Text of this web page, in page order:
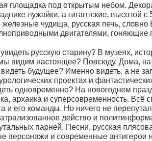
площадка под открытым небом.
лужайки, а гигантские, высотой
чудища, русская печь, словно
двигателями, гоняющие
русскую старину? В музеях,
видим настоящее? Повсюду. Дома, на
будущее? Именно видеть, а не
проектах и
одновременно? На новогоднем
архаика и суперсовременность. Всё
и его команды. Но ничего не
действо и
парней. Песни, русская
персонажи и современные антигерои